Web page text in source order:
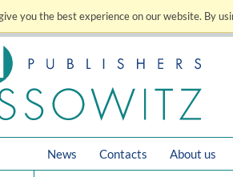
you the best experience on our website. By
News Contacts About us